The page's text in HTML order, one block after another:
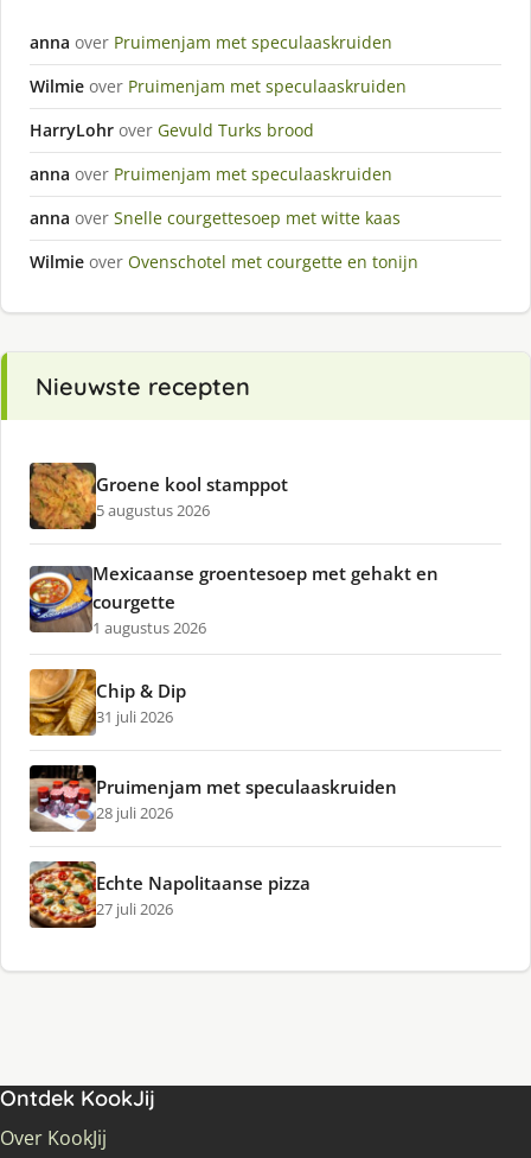
anna over Pruimenjam met speculaaskruiden
Wilmie over Pruimenjam met speculaaskruiden
HarryLohr over Gevuld Turks brood
anna over Pruimenjam met speculaaskruiden
anna over Snelle courgettesoep met witte kaas
Wilmie over Ovenschotel met courgette en tonijn
Nieuwste recepten
Groene kool stamppot
5 augustus 2026
Mexicaanse groentesoep met gehakt en
courgette
1 augustus 2026
Chip & Dip
31 juli 2026
Pruimenjam met speculaaskruiden
28 juli 2026
Echte Napolitaanse pizza
27 juli 2026
Ontdek KookJij
Over KookJij